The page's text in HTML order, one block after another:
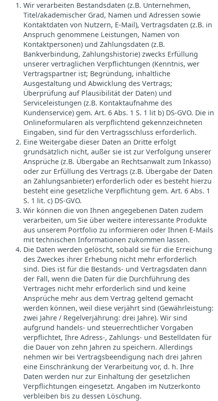
Wir verarbeiten Bestandsdaten (z.B. Unternehmen,
Titel/akademischer Grad, Namen und Adressen sowie
Kontaktdaten von Nutzern, E-Mail), Vertragsdaten (z.B. in
Anspruch genommene Leistungen, Namen von
Kontaktpersonen) und Zahlungsdaten (z.B.
Bankverbindung, Zahlungshistorie) zwecks Erfüllung
unserer vertraglichen Verpflichtungen (Kenntnis, wer
Vertragspartner ist; Begründung, inhaltliche
Ausgestaltung und Abwicklung des Vertrags;
Überprüfung auf Plausibilität der Daten) und
Serviceleistungen (z.B. Kontaktaufnahme des
Kundenservice) gem. Art. 6 Abs. 1 S. 1 lit b) DS-GVO. Die in
Onlineformularen als verpflichtend gekennzeichneten
Eingaben, sind für den Vertragsschluss erforderlich.
Eine Weitergabe dieser Daten an Dritte erfolgt
grundsätzlich nicht, außer sie ist zur Verfolgung unserer
Ansprüche (z.B. Übergabe an Rechtsanwalt zum Inkasso)
oder zur Erfüllung des Vertrags (z.B. Übergabe der Daten
an Zahlungsanbieter) erforderlich oder es besteht hierzu
besteht eine gesetzliche Verpflichtung gem. Art. 6 Abs. 1
S. 1 lit. c) DS-GVO.
Wir können die von Ihnen angegebenen Daten zudem
verarbeiten, um Sie über weitere interessante Produkte
aus unserem Portfolio zu informieren oder Ihnen E-Mails
mit technischen Informationen zukommen lassen.
Die Daten werden gelöscht, sobald sie für die Erreichung
des Zweckes ihrer Erhebung nicht mehr erforderlich
sind. Dies ist für die Bestands- und Vertragsdaten dann
der Fall, wenn die Daten für die Durchführung des
Vertrages nicht mehr erforderlich sind und keine
Ansprüche mehr aus dem Vertrag geltend gemacht
werden können, weil diese verjährt sind (Gewährleistung:
zwei Jahre / Regelverjährung: drei Jahre). Wir sind
aufgrund handels- und steuerrechtlicher Vorgaben
verpflichtet, Ihre Adress-, Zahlungs- und Bestelldaten für
die Dauer von zehn Jahren zu speichern. Allerdings
nehmen wir bei Vertragsbeendigung nach drei Jahren
eine Einschränkung der Verarbeitung vor, d. h. Ihre
Daten werden nur zur Einhaltung der gesetzlichen
Verpflichtungen eingesetzt. Angaben im Nutzerkonto
verbleiben bis zu dessen Löschung.